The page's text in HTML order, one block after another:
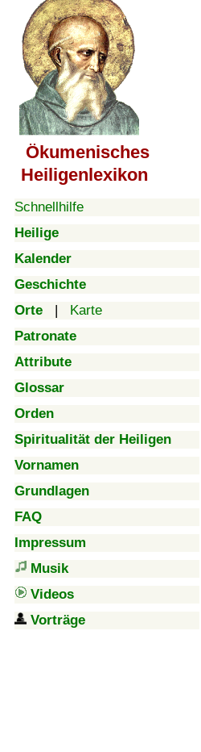
Ökumenisches
Heiligenlexikon
Schnellhilfe
Heilige
Kalender
Geschichte
Orte | Karte
Patronate
Attribute
Glossar
Orden
Spiritualität der Heiligen
Vornamen
Grundlagen
FAQ
Impressum
Musik
Videos
Vorträge